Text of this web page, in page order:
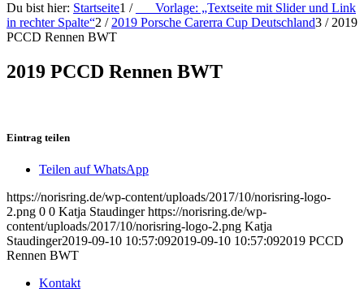
Du bist hier: Startseite1 /
___Vorlage: „Textseite mit Slider und Link
in rechter Spalte“2 / 2019 Porsche Carerra Cup Deutschland3 / 2019
PCCD Rennen BWT
2019 PCCD Rennen BWT
Eintrag teilen
Teilen auf WhatsApp
https://norisring.de/wp-content/uploads/2017/10/norisring-logo-
2.png 0 0 Katja Staudinger https://norisring.de/wp-
content/uploads/2017/10/norisring-logo-2.png Katja
Staudinger2019-09-10 10:57:092019-09-10 10:57:092019 PCCD
Rennen BWT
Kontakt